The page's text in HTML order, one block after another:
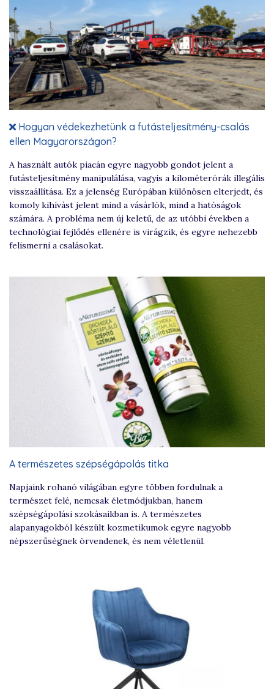
Hogyan védekezhetünk a futásteljesítmény-csalás
ellen Magyarországon?
A használt autók piacán egyre nagyobb gondot jelent a
futásteljesítmény manipulálása, vagyis a kilométerórák illegális
visszaállítása. Ez a jelenség Európában különösen elterjedt, és
komoly kihívást jelent mind a vásárlók, mind a hatóságok
számára. A probléma nem új keletű, de az utóbbi években a
technológiai fejlődés ellenére is virágzik, és egyre nehezebb
felismerni a csalásokat.
A természetes szépségápolás titka
Napjaink rohanó világában egyre többen fordulnak a
természet felé, nemcsak életmódjukban, hanem
szépségápolási szokásaikban is. A természetes
alapanyagokból készült kozmetikumok egyre nagyobb
népszerűségnek örvendenek, és nem véletlenül.